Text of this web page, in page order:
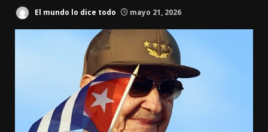
El mundo lo dice todo mayo 21, 2026